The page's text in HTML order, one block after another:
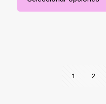
3,50€
hasta
Este
producto
1 2